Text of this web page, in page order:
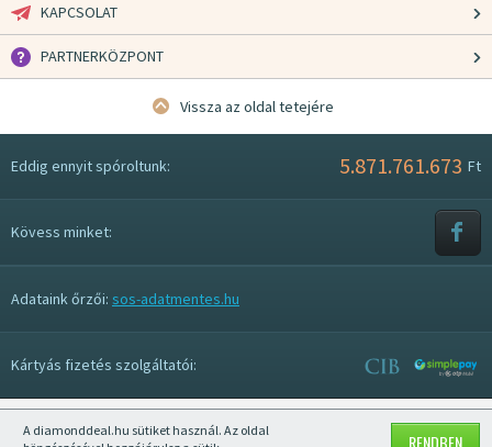
A diamonddeal.hu sütiket használ. Az oldal
RENDBEN
KAPCSOLAT
PARTNERKÖZPONT
Vissza az oldal tetejére
Eddig ennyit spóroltunk: 5.871.761.673 Ft
Kövess minket:
Adataink őrzői: sos-adatmentes.hu
Kártyás fizetés szolgáltatói:
Mobil nézet kikapcsolása